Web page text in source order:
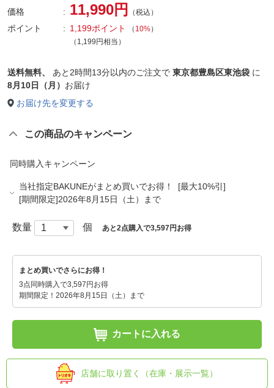
価格 11,990円 （税込）
ポイント 1,199ポイント （ 10%）
（1,199円相当）
送料無料、 あと 2時間13分以内のご注文で 東京都豊島区東池袋 に
8月10日（月） お届け
お届け先を変更する
この商品のキャンペーン
同時購入キャンペーン
当社指定BAKUNEがまとめ買いでお得！ [最大10%引]
[期間限定]2026年8月15日（土）まで
数量 個 あと2点購入で3,597円お得
まとめ買いでさらにお得！
3点同時購入で3,597円お得
期間限定！2026年8月15日（土）まで
カートに入れる
店舗に取り置く（在庫・展示一覧）